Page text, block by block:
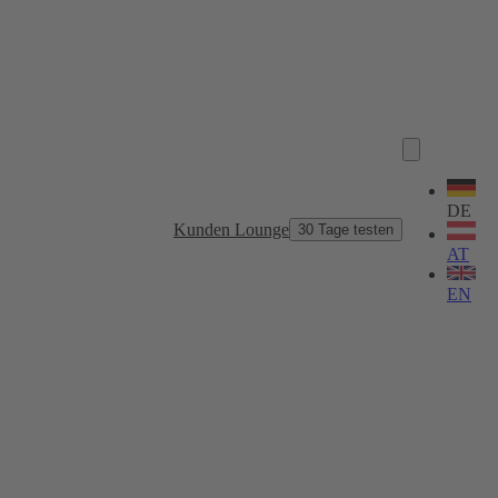
Kunden Lounge 30 Tage testen
Sprache
wählen
DE
AT
EN